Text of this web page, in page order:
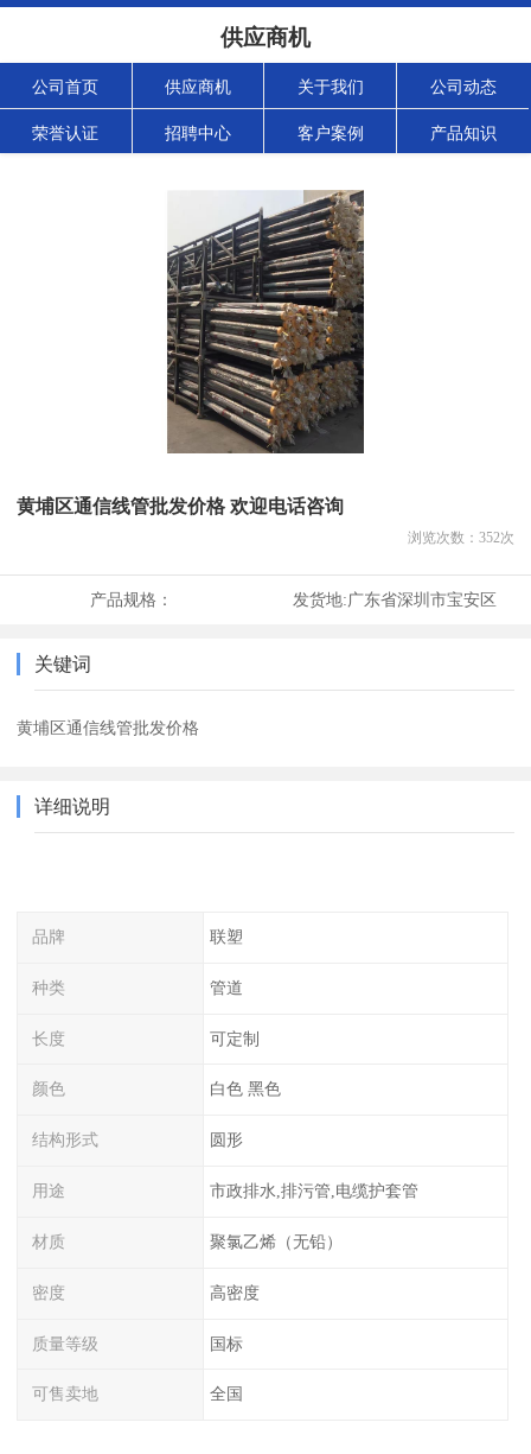
供应商机
公司首页 供应商机 关于我们 公司动态
荣誉认证 招聘中心 客户案例 产品知识
黄埔区通信线管批发价格 欢迎电话咨询
浏览次数： 352次
产品规格： 发货地:广东省深圳市宝安区
关键词
黄埔区通信线管批发价格
详细说明
品牌 联塑
种类 管道
长度 可定制
颜色 白色 黑色
结构形式 圆形
用途 市政排水,排污管,电缆护套管
材质 聚氯乙烯（无铅）
密度 高密度
质量等级 国标
可售卖地 全国